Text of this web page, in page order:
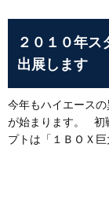
２０１０年ス
出展します
今年もハイエース
が始まります。 初
プトは「１ＢＯＸ